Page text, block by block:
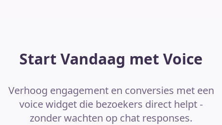
Start Vandaag met Voice
Verhoog engagement en conversies met een
voice widget die bezoekers direct helpt -
zonder wachten op chat responses.